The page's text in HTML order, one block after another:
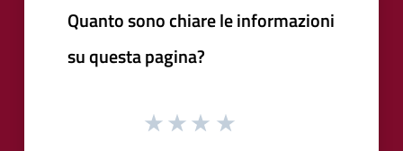
Quanto sono chiare le informazioni
su questa pagina?